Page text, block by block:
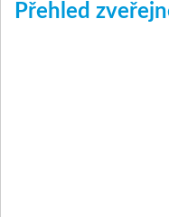
Přehled